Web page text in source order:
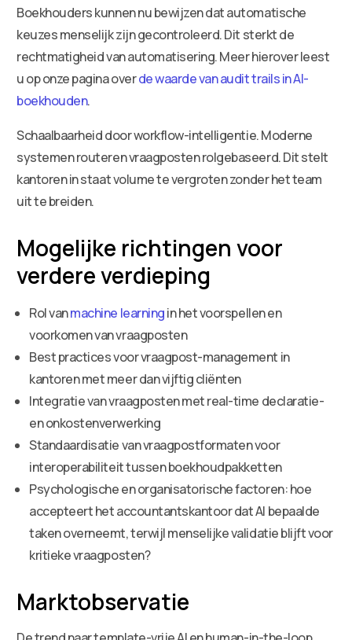
Boekhouders kunnen nu bewijzen dat automatische
keuzes menselijk zijn gecontroleerd. Dit sterkt de
rechtmatigheid van automatisering. Meer hierover leest
u op onze pagina overde waarde van audit trails in AI-
boekhouden.
Schaalbaarheid door workflow-intelligentie. Moderne
systemen routeren vraagposten rolgebaseerd. Dit stelt
kantoren in staat volume te vergroten zonder het team
uit te breiden.
Mogelijke richtingen voor
verdere verdieping
Rol vanmachine learningin het voorspellen en
voorkomen van vraagposten
Best practices voor vraagpost-management in
kantoren met meer dan vijftig cliënten
Integratie van vraagposten met real-time declaratie-
en onkostenverwerking
Standaardisatie van vraagpostformaten voor
interoperabiliteit tussen boekhoudpakketten
Psychologische en organisatorische factoren: hoe
accepteert het accountantskantoor dat AI bepaalde
taken overneemt, terwijl menselijke validatie blijft voor
kritieke vraagposten?
Marktobservatie